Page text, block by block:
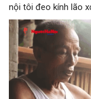
nội tôi đeo kính lão
chuyện kể tếu táo
ra âm thanh kin kít
những điệu cười khúc